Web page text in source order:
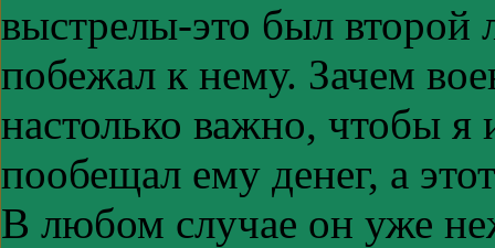
выстрелы-это был второй
побежал к нему. Зачем
настолько важно, чтобы
пообещал ему денег, а
В любом случае он уже